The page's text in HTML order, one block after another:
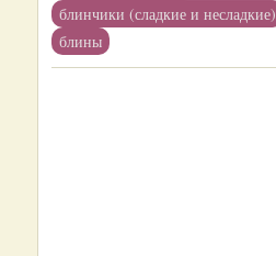
блинчики (сладкие и несладкие)
блины